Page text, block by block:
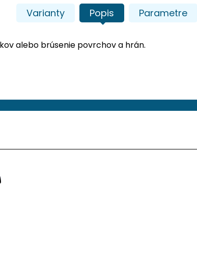
Varianty Popis Parametre
alebo brúsenie povrchov a hrán.